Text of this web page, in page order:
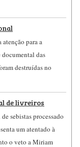
para a
das
destruídas no
de livreiros
sebistas processado
um atentado à
o veto a Miriam